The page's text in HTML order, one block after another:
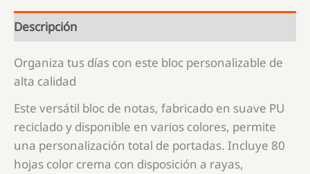
Descripción
Organiza tus días con este bloc personalizable de
alta calidad
Este versátil bloc de notas, fabricado en suave PU
reciclado y disponible en varios colores, permite
una personalización total de portadas. Incluye 80
hojas color crema con disposición a rayas,